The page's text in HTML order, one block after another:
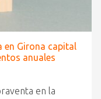
en Girona capital
anuales
en la